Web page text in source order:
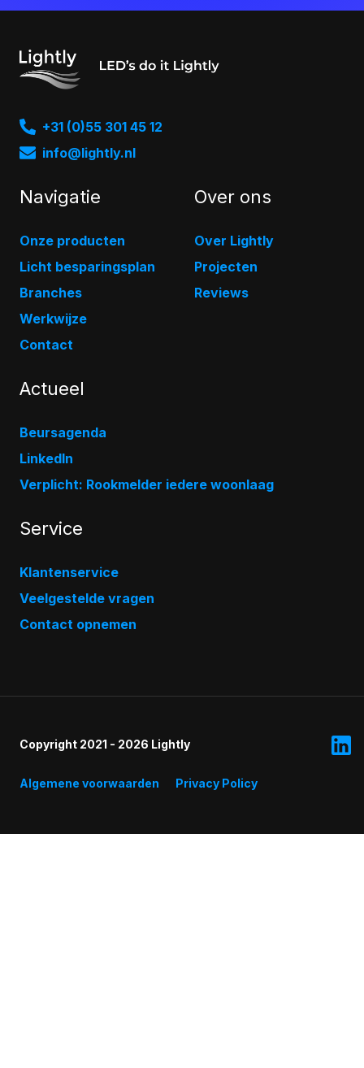
+31 (0)55 301 45 12
info@lightly.nl
Navigatie
Onze producten
Licht besparingsplan
Branches
Werkwijze
Contact
Over ons
Over Lightly
Projecten
Reviews
Actueel
Beursagenda
LinkedIn
Verplicht: Rookmelder iedere woonlaag
Service
Klantenservice
Veelgestelde vragen
Contact opnemen
Copyright 2021 - 2026 Lightly
Algemene voorwaarden Privacy Policy